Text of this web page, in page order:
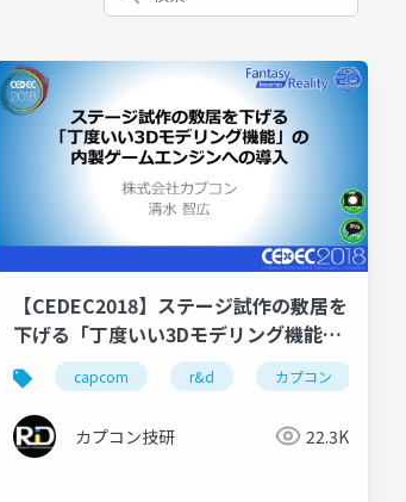
cedec2018 re engine
カプコン技研 cedec ゲーム開発
【CEDEC2018】ステージ試作の敷居を
下げる「丁度いい3Dモデリング機能」
の内製ゲームエンジンへの導入
capcom r&d カプコン
カプコン技研 22.3K